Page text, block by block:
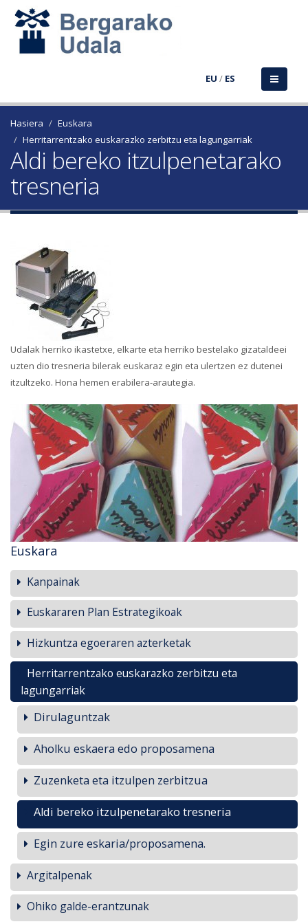
EU / ES
Hasiera
Euskara
Herritarrentzako euskarazko zerbitzu eta lagungarriak
Aldi bereko itzulpenetarako
tresneria
Udalak herriko ikastetxe, elkarte eta herriko bestelako gizataldeei
uzten dio tresneria bilerak euskaraz egin eta ulertzen ez dutenei
itzultzeko. Hona hemen erabilera-arautegia.
Euskara
Kanpainak
Euskararen Plan Estrategikoak
Hizkuntza egoeraren azterketak
Herritarrentzako euskarazko zerbitzu eta
lagungarriak
Dirulaguntzak
Aholku eskaera edo proposamena
Zuzenketa eta itzulpen zerbitzua
Aldi bereko itzulpenetarako tresneria
Egin zure eskaria/proposamena.
Argitalpenak
Ohiko galde-erantzunak